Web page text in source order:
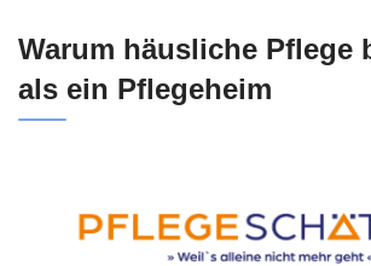
Warum häusliche Pflege
als ein Pflegeheim